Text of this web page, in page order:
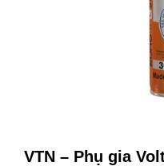
VTN – Phụ gia